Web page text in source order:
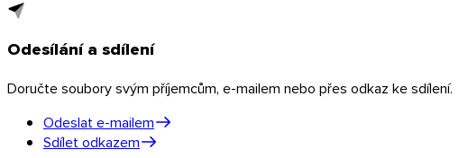
Odesílání a sdílení
Doručte soubory svým příjemcům, e-mailem nebo přes odkaz ke sdílení.
Odeslat e-mailem
Sdílet odkazem